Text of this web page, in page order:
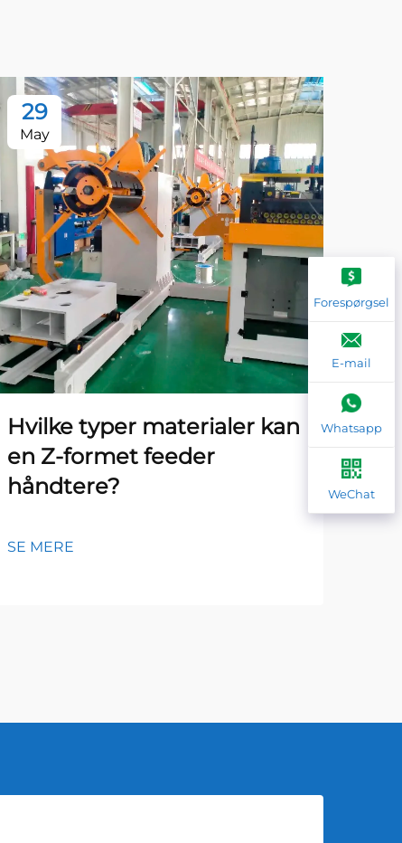
29
May
Hvilke typer materialer kan
en Z-formet feeder
håndtere?
SE MERE
Forespørgsel
E-mail
Whatsapp
WeChat